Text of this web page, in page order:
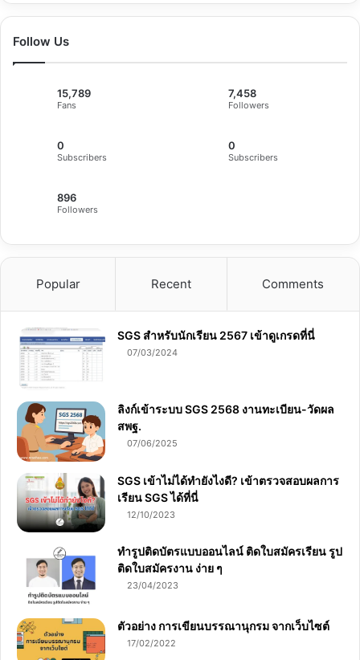
Follow Us
15,789
Fans
7,458
Followers
0
Subscribers
0
Subscribers
896
Followers
Popular Recent Comments
SGS สําหรับนักเรียน 2567 เข้าดูเกรดที่นี่
07/03/2024
ลิงก์เข้าระบบ SGS 2568 งานทะเบียน-วัดผล
สพฐ.
07/06/2025
SGS เข้าไม่ได้ทำยังไงดี? เข้าตรวจสอบผลการ
เรียน SGS ได้ที่นี่
12/10/2023
ทำรูปติดบัตรแบบออนไลน์ ติดใบสมัครเรียน รูป
ติดใบสมัครงาน ง่าย ๆ
23/04/2023
ตัวอย่าง การเขียนบรรณานุกรม จากเว็บไซต์
17/02/2022